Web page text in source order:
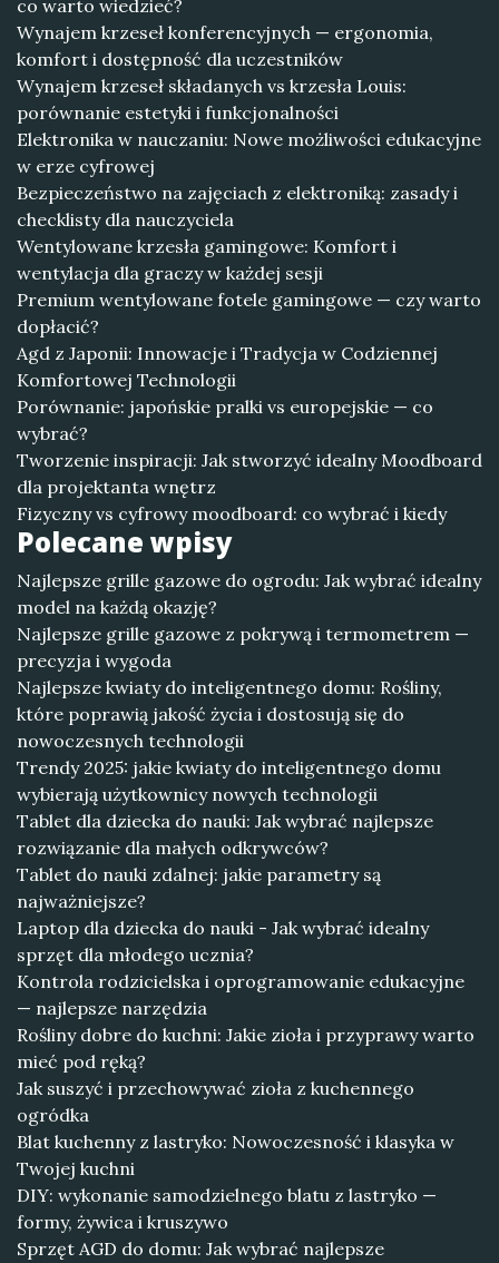
co warto wiedzieć?
Wynajem krzeseł konferencyjnych — ergonomia,
komfort i dostępność dla uczestników
Wynajem krzeseł składanych vs krzesła Louis:
porównanie estetyki i funkcjonalności
Elektronika w nauczaniu: Nowe możliwości edukacyjne
w erze cyfrowej
Bezpieczeństwo na zajęciach z elektroniką: zasady i
checklisty dla nauczyciela
Wentylowane krzesła gamingowe: Komfort i
wentylacja dla graczy w każdej sesji
Premium wentylowane fotele gamingowe — czy warto
dopłacić?
Agd z Japonii: Innowacje i Tradycja w Codziennej
Komfortowej Technologii
Porównanie: japońskie pralki vs europejskie — co
wybrać?
Tworzenie inspiracji: Jak stworzyć idealny Moodboard
dla projektanta wnętrz
Fizyczny vs cyfrowy moodboard: co wybrać i kiedy
Polecane wpisy
Najlepsze grille gazowe do ogrodu: Jak wybrać idealny
model na każdą okazję?
Najlepsze grille gazowe z pokrywą i termometrem —
precyzja i wygoda
Najlepsze kwiaty do inteligentnego domu: Rośliny,
które poprawią jakość życia i dostosują się do
nowoczesnych technologii
Trendy 2025: jakie kwiaty do inteligentnego domu
wybierają użytkownicy nowych technologii
Tablet dla dziecka do nauki: Jak wybrać najlepsze
rozwiązanie dla małych odkrywców?
Tablet do nauki zdalnej: jakie parametry są
najważniejsze?
Laptop dla dziecka do nauki - Jak wybrać idealny
sprzęt dla młodego ucznia?
Kontrola rodzicielska i oprogramowanie edukacyjne
— najlepsze narzędzia
Rośliny dobre do kuchni: Jakie zioła i przyprawy warto
mieć pod ręką?
Jak suszyć i przechowywać zioła z kuchennego
ogródka
Blat kuchenny z lastryko: Nowoczesność i klasyka w
Twojej kuchni
DIY: wykonanie samodzielnego blatu z lastryko —
formy, żywica i kruszywo
Sprzęt AGD do domu: Jak wybrać najlepsze